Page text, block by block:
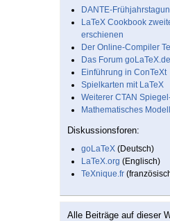
DANTE-
LaTeX Cookbook
erschienen
Der Online-Compiler
Das Forum
Einführung in ConTeXt
Spielkarten mit LaTeX
Weiterer CTAN
Mathematisches
Diskussionsforen:
goLaTeX (Deutsch)
LaTeX.org (Englisch)
TeXnique.fr
Alle Beiträge auf dieser